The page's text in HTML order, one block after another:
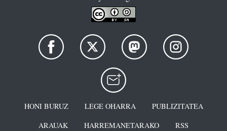
HONI BURUZ LEGE OHARRA
PUBLIZITATEA
ARAUAK
HARREMANETARAKO RSS